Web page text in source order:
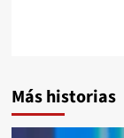
Más historias